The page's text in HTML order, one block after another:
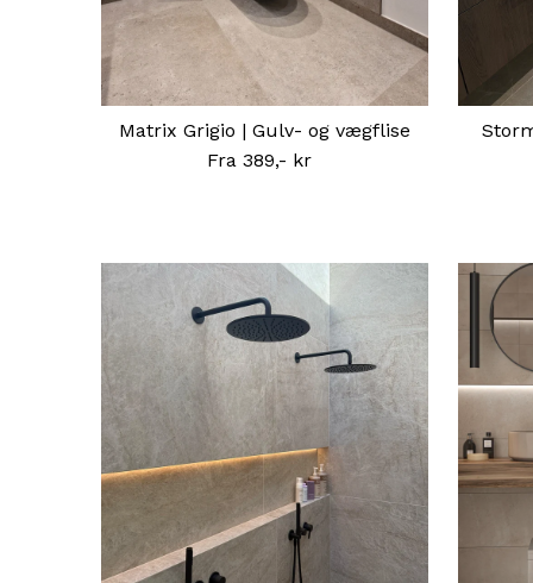
Matrix Grigio | Gulv- og vægflise
Normal
Fra 389,- kr